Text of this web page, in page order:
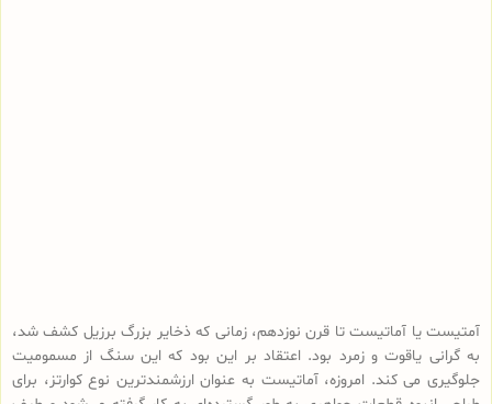
آمتیست یا آماتیست تا قرن نوزدهم، زمانی که ذخایر بزرگ برزیل کشف شد،
به گرانی یاقوت و زمرد بود. اعتقاد بر این بود که این سنگ از مسمومیت
جلوگیری می کند. امروزه، آماتیست به عنوان ارزشمندترین نوع کوارتز، برای